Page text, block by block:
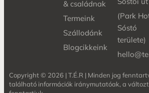
& családnak
Termeink
Szállodánk
Blogcikkeink
(Park
Sóstó
területe)
Copyright © 2026 | T.É.R | Minden jog
található információk iránymutatóak, a